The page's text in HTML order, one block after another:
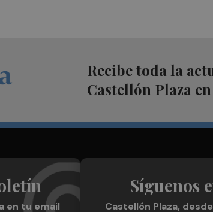
Recibe toda la
Castellón Plaza
en tu email
Síguenos
Castellón Plaza,